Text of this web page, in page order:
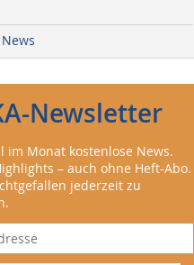
Newsletter
im Monat kostenlose News.
– auch ohne Heft-Abo.
jederzeit zu